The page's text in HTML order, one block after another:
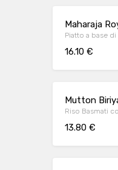
Maharaja
Piatto a base
16.10 €
Mutton
Riso Basmati
13.80 €